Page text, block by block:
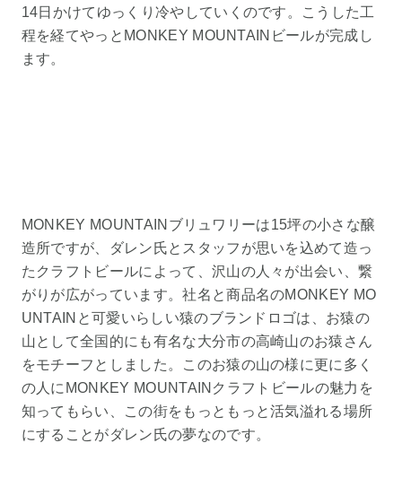
14日かけてゆっくり冷やしていくのです。こうした工
程を経てやっとMONKEY MOUNTAINビールが完成し
ます。
MONKEY MOUNTAINブリュワリーは15坪の小さな醸
造所ですが、ダレン氏とスタッフが思いを込めて造っ
たクラフトビールによって、沢山の人々が出会い、繋
がりが広がっています。社名と商品名のMONKEY MO
UNTAINと可愛いらしい猿のブランドロゴは、お猿の
山として全国的にも有名な大分市の高崎山のお猿さん
をモチーフとしました。このお猿の山の様に更に多く
の人にMONKEY MOUNTAINクラフトビールの魅力を
知ってもらい、この街をもっともっと活気溢れる場所
にすることがダレン氏の夢なのです。